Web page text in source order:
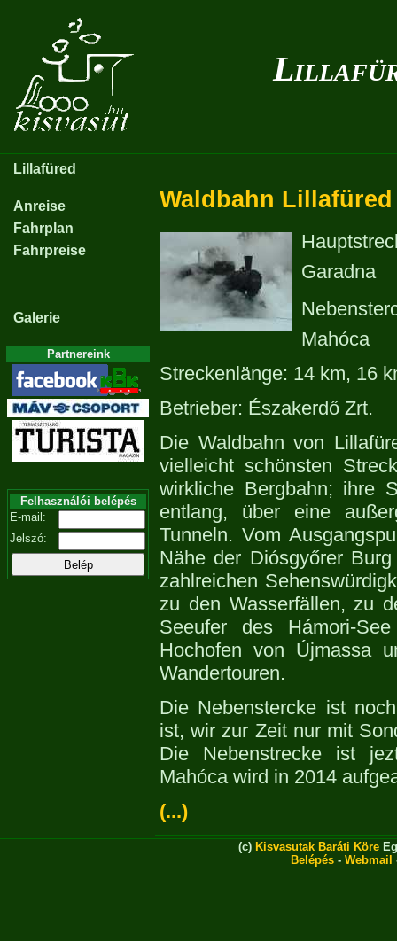
Lillafüred
Anreise
Fahrplan
Fahrpreise
Galerie
Partnereink
Felhasználói belépés
E-mail:
Jelszó:
Waldbahn Lillafüred
Garadna
Mahóca
Streckenlänge: 14 km, 16
Betrieber: Északerdő Zrt.
Die Waldbahn von
vielleicht schönsten
wirkliche Bergbahn; ihre
entlang, über eine
Tunneln. Vom
Nähe der Diósgyőrer
zahlreichen
zu den Wasserfällen, zu
Seeufer des Hámori-
Hochofen von Újmassa
Wandertouren.
Die Nebenstercke ist
ist, wir zur Zeit nur mit
Die Nebenstrecke ist
Mahóca wird in 2014
(...)
(c) Kisvasutak Baráti Köre
Belépés - Webmail